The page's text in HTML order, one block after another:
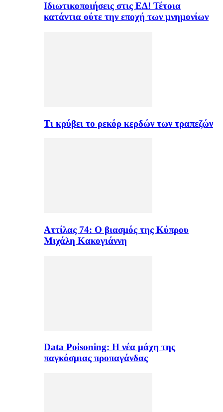
Ιδιωτικοποιήσεις στις ΕΔ! Τέτοια
κατάντια ούτε την εποχή των μνημονίων
Τι κρύβει το ρεκόρ κερδών των τραπεζών
Αττίλας 74: Ο βιασμός της Κύπρου
Μιχάλη Κακογιάννη
Data Poisoning: Η νέα μάχη της
παγκόσμιας προπαγάνδας